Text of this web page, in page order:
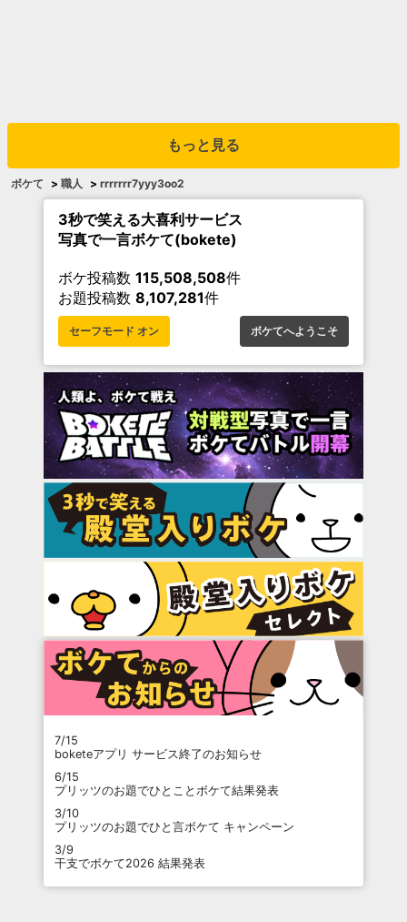
もっと見る
ボケて > 職人 > rrrrrrr7yyy3oo2
3秒で笑える大喜利サービス
写真で一言ボケて(bokete)
ボケ投稿数 115,508,508件
お題投稿数 8,107,281件
セーフモード オン ボケてへようこそ
7/15
boketeアプリ サービス終了のお知らせ
6/15
プリッツのお題でひとことボケて結果発表
3/10
プリッツのお題でひと言ボケて キャンペーン
3/9
干支でボケて2026 結果発表